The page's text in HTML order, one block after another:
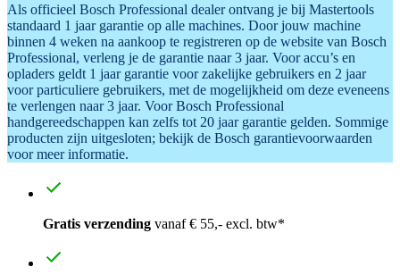
Als officieel Bosch Professional dealer ontvang je bij Mastertools
standaard 1 jaar garantie op alle machines. Door jouw machine
binnen 4 weken na aankoop te registreren op de website van Bosch
Professional, verleng je de garantie naar 3 jaar. Voor accu’s en
opladers geldt 1 jaar garantie voor zakelijke gebruikers en 2 jaar
voor particuliere gebruikers, met de mogelijkheid om deze eveneens
te verlengen naar 3 jaar. Voor Bosch Professional
handgereedschappen kan zelfs tot 20 jaar garantie gelden. Sommige
producten zijn uitgesloten; bekijk de Bosch garantievoorwaarden
voor meer informatie.
Gratis verzending vanaf € 55,- excl. btw*